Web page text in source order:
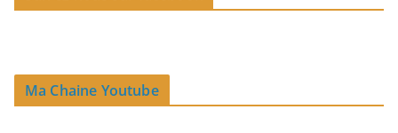
Ma Chaine Youtube